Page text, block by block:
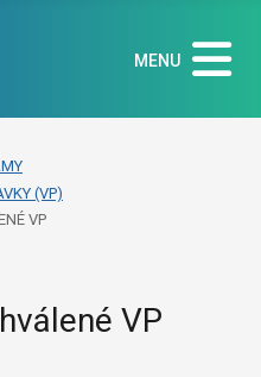
MENU
(VP)
VP
VP